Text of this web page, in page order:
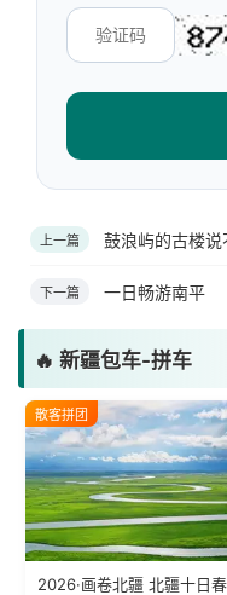
上一篇 鼓浪屿的古楼
下一篇 一日畅游南平
🔥 新疆包车-拼车
散客拼团
2026·画卷北疆 北疆十日